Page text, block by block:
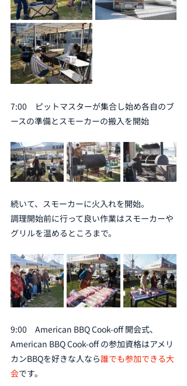
7:00　ピットマスターが集合し始め各自のブ
ースの準備とスモーカーの搬入を開始
続いて、スモーカーに火入れを開始。
調理開始前に行って良い作業はスモーカーや
グリルを温めるところまで。
9:00　American BBQ Cook-off 開会式、
American BBQ Cook-off の参加資格はアメリ
カンBBQを好きな人なら誰でも参加できる大
会です。